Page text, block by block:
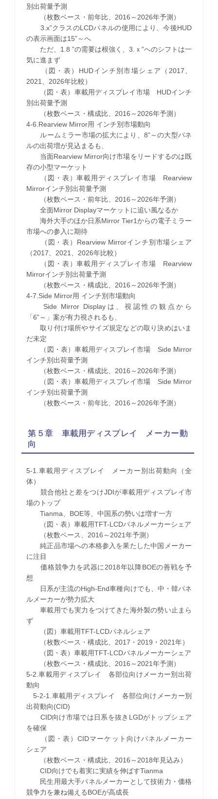
別出荷量予測
（枚数ベース・前年比、2016～2026年予測）
3.x”クラスのLCDパネルの使用により、今後HUD
の表示画面は15”～へ
ただ、1.8 ”の需要は根強く、3.ｘ”へのシフトは一
気に進まず
（図・表）HUDインチ別市場シェア（2017、
2021、2026年比較）
（図・表）車載用ディスプレイ市場 HUDインチ
別出荷量予測
（枚数ベース・構成比、2016～2026年予測）
4-6.Rearview Mirror用 インチ別市場動向
ルームミラー市場の拡大により、8”～の大型パネ
ルの出荷増が見込まるも、
当面Rearview Mirror向け市場をリードするのは既
存の小型マーケット
（図・表）車載用ディスプレイ市場 Rearview
Mirrorインチ別出荷量予測
（枚数ベース・前年比、2016～2026年予測）
全面Mirror Displayマーケットに追い風なるか
海外大手のほか日系Mirror Tier1からの電子ミラー
市場への参入に期待
（図・表）Rearview Mirrorインチ別市場シェア
（2017、2021、2026年比較）
（図・表）車載用ディスプレイ市場 Rearview
Mirrorインチ別出荷量予測
（枚数ベース・構成比、2016～2026年予測）
4-7.Side Mirror用 インチ別市場動向
Side Mirror Displayは、視認性の観点から
「6”～」案が有力視されるも、
取り付け場所やサイズ規定などの取り決めはいま
だ未定
（図・表）車載用ディスプレイ市場 Side Mirror
インチ別出荷量予測
（枚数ベース・構成比、2016～2026年予測）
（図・表）車載用ディスプレイ市場 Side Mirror
インチ別出荷量予測
（枚数ベース・前年比、2016～2026年予測）
第５章 車載用ディスプレイ メーカー動
向
5-1.車載用ディスプレイ メーカー別出荷動向（全
体）
競合他社と差をつけJDIが車載用ディスプレイ市
場のトップ
Tianma、BOE等、中国系の勢いは増す一方
（図・表）車載用TFT-LCDパネルメーカーシェア
（枚数ベース、2016～2021年予測）
純正品市場への本格参入を果たした中国メーカー
に注目
価格競争力を武器に2018年以降BOEの善戦を予
想
日系が主流のHigh-End車種向けでも、中・韓パネ
ルメーカーが勢力拡大
車載用でも実力をつけてきた海外製の勢い止まら
ず
（図）車載用TFT-LCDパネルシェア
（枚数ベース・構成比、2017・2019・2021年）
（図・表）車載用TFT-LCDパネルメーカーシェア
（枚数ベース・構成比、2016～2021年予測）
5-2.車載用ディスプレイ 各部位向けメーカー別出荷
動向
5-2-1.車載用ディスプレイ 各部位向けメーカー別
出荷動向(CID)
CID向け市場では日系を抜きLGDがトップシェア
を確保
（図・表）CIDマーケット向けパネルメーカー
シェア
（枚数ベース・構成比、2016～2018年見込み）
CID向けでも着実に実績を伸ばすTianma
民生用最大手パネルメーカーとして技術力・価格
競争力を兼ね備えるBOEが高成長